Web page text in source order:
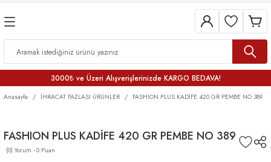
3000₺ ve Üzeri Alışverişlerinizde KARGO BEDAVA!
Anasayfa İHRACAT FAZLASI ÜRÜNLER FASHION PLUS KADİFE 420 GR PEMBE NO 389
FASHION PLUS KADİFE 420 GR PEMBE NO 389
(0) Yorum - 0 Puan